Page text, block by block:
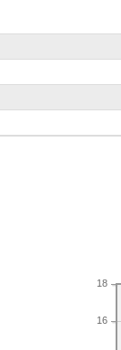
16
18